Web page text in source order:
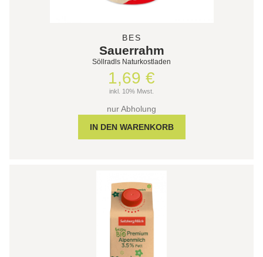
BES
Sauerrahm
Söllradls Naturkostladen
1,69 €
inkl. 10% Mwst.
nur Abholung